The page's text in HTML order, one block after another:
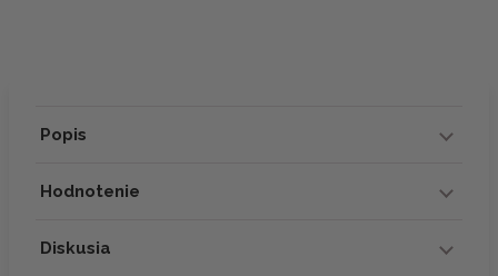
Popis
Hodnotenie
Diskusia